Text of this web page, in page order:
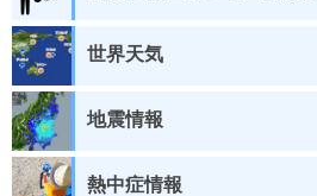
世界天気
地震情報
熱中症情報